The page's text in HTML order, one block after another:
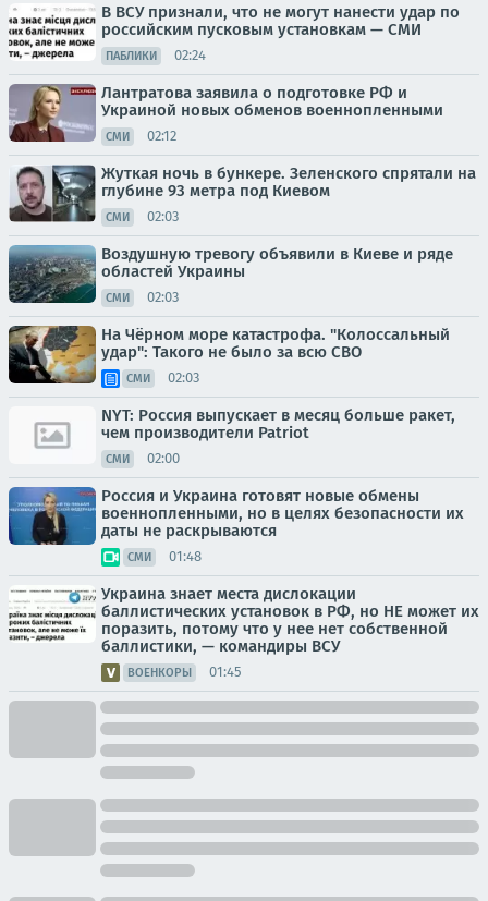
В ВСУ признали, что не могут нанести удар по
российским пусковым установкам — СМИ
ПАБЛИКИ 02:24
Лантратова заявила о подготовке РФ и
Украиной новых обменов военнопленными
СМИ 02:12
Жуткая ночь в бункере. Зеленского спрятали на
глубине 93 метра под Киевом
СМИ 02:03
Воздушную тревогу объявили в Киеве и ряде
областей Украины
СМИ 02:03
На Чёрном море катастрофа. "Колоссальный
удар": Такого не было за всю СВО
СМИ 02:03
NYT: Россия выпускает в месяц больше ракет,
чем производители Patriot
СМИ 02:00
Россия и Украина готовят новые обмены
военнопленными, но в целях безопасности их
даты не раскрываются
СМИ 01:48
Украина знает места дислокации
баллистических установок в РФ, но НЕ может их
поразить, потому что у нее нет собственной
баллистики, — командиры ВСУ
ВОЕНКОРЫ 01:45